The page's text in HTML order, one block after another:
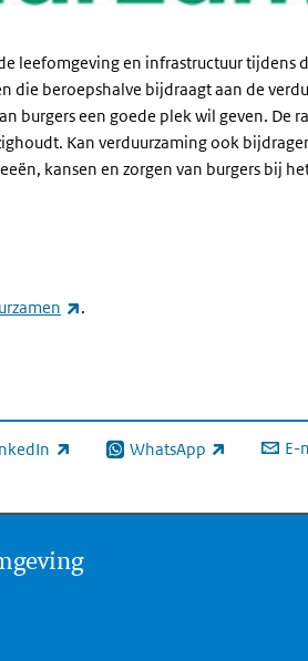
leefomgeving en infrastructuur tijdens
die beroepshalve bijdraagt aan de
burgers een goede plek wil geven. De
Kan verduurzaming ook
kansen en zorgen van burgers bij
(externe link)
.
link) WhatsApp
(externe link) E-